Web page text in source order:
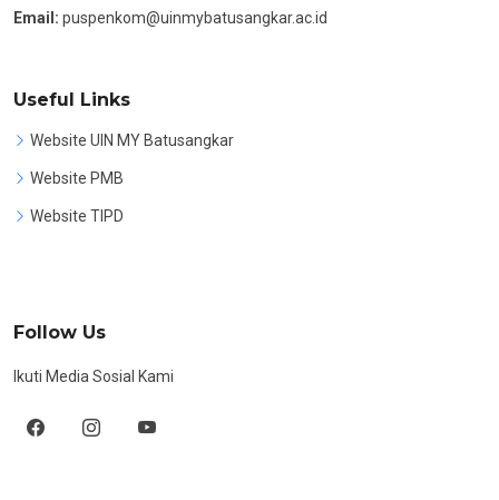
Email: puspenkom@uinmybatusangkar.ac.id
Useful Links
Website UIN MY Batusangkar
Website PMB
Website TIPD
Follow Us
Ikuti Media Sosial Kami